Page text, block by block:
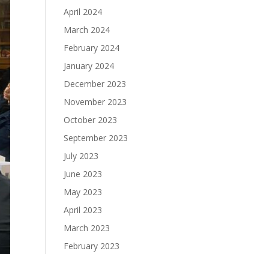
April 2024
March 2024
February 2024
January 2024
December 2023
November 2023
October 2023
September 2023
July 2023
June 2023
May 2023
April 2023
March 2023
February 2023